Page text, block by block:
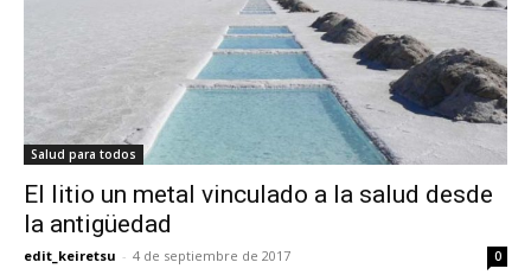
Salud para todos
El litio un metal vinculado a la salud desde
la antigüedad
edit_keiretsu - 4 de septiembre de 2017 0